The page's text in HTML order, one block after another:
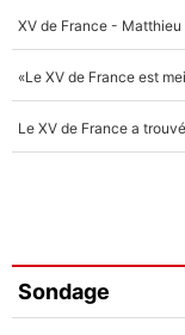
Sondage